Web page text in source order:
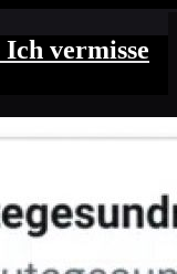
Ich vermisse